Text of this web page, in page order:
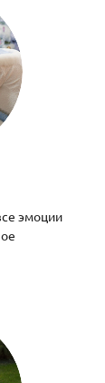
эмоции